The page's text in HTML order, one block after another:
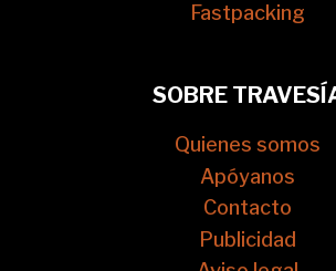
Fastpacking
SOBRE
Quienes somos
Apóyanos
Contacto
Publicidad